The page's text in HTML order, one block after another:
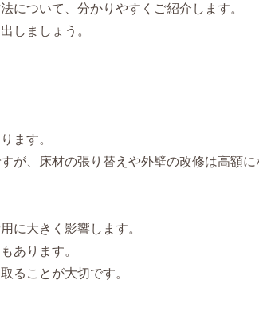
について、分かりやすくご紹介します。
しましょう。
ます。
が、床材の張り替えや外壁の改修は高額
に大きく影響します。
あります。
ることが大切です。